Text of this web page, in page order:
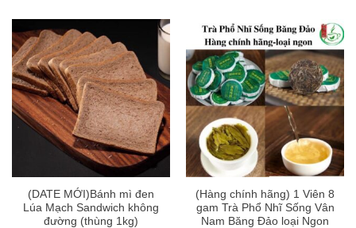
(DATE MỚI)Bánh mì đen
Lúa Mạch Sandwich không
đường (thùng 1kg)
(Hàng chính hãng) 1 Viên 8
gam Trà Phổ Nhĩ Sống Vân
Nam Băng Đảo loại Ngon